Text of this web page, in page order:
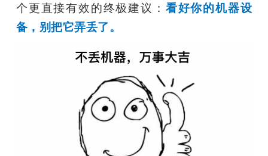
个更直接有效的终极建议： 看好你的机器设
备，别把它弄丢了。